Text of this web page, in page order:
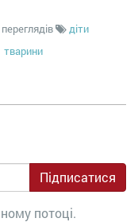
діти
тварини
Підписатися
потоці.